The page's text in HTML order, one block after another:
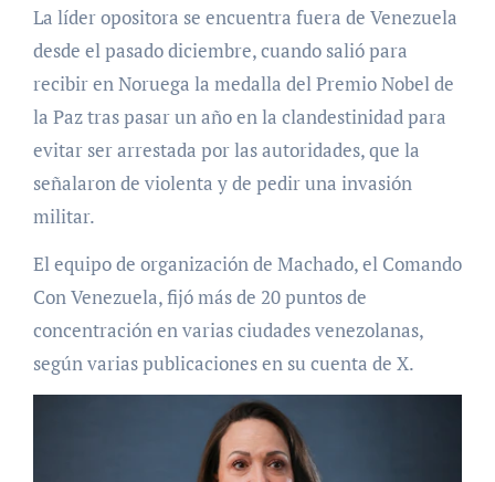
La líder opositora se encuentra fuera de Venezuela
desde el pasado diciembre, cuando salió para
recibir en Noruega la medalla del Premio Nobel de
la Paz tras pasar un año en la clandestinidad para
evitar ser arrestada por las autoridades, que la
señalaron de violenta y de pedir una invasión
militar.
El equipo de organización de Machado, el Comando
Con Venezuela, fijó más de 20 puntos de
concentración en varias ciudades venezolanas,
según varias publicaciones en su cuenta de X.